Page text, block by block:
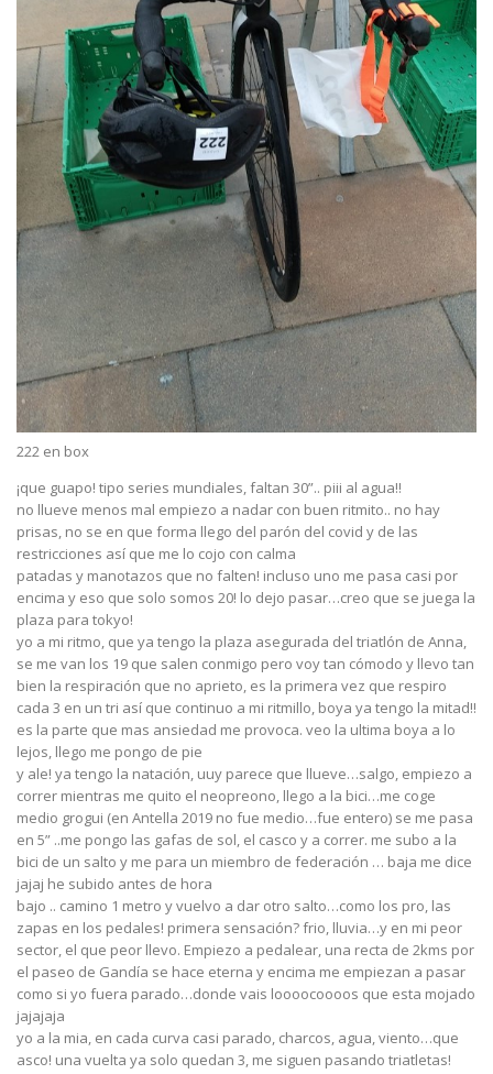
222 en box
¡que guapo! tipo series mundiales, faltan 30”.. piii al agua!!
no llueve menos mal empiezo a nadar con buen ritmito.. no hay
prisas, no se en que forma llego del parón del covid y de las
restricciones así que me lo cojo con calma
patadas y manotazos que no falten! incluso uno me pasa casi por
encima y eso que solo somos 20! lo dejo pasar…creo que se juega la
plaza para tokyo!
yo a mi ritmo, que ya tengo la plaza asegurada del triatlón de Anna,
se me van los 19 que salen conmigo pero voy tan cómodo y llevo tan
bien la respiración que no aprieto, es la primera vez que respiro
cada 3 en un tri así que continuo a mi ritmillo, boya ya tengo la mitad!!
es la parte que mas ansiedad me provoca. veo la ultima boya a lo
lejos, llego me pongo de pie
y ale! ya tengo la natación, uuy parece que llueve…salgo, empiezo a
correr mientras me quito el neopreono, llego a la bici…me coge
medio grogui (en Antella 2019 no fue medio…fue entero) se me pasa
en 5” ..me pongo las gafas de sol, el casco y a correr. me subo a la
bici de un salto y me para un miembro de federación … baja me dice
jajaj he subido antes de hora
bajo .. camino 1 metro y vuelvo a dar otro salto…como los pro, las
zapas en los pedales! primera sensación? frio, lluvia…y en mi peor
sector, el que peor llevo. Empiezo a pedalear, una recta de 2kms por
el paseo de Gandía se hace eterna y encima me empiezan a pasar
como si yo fuera parado…donde vais loooocoooos que esta mojado
jajajaja
yo a la mia, en cada curva casi parado, charcos, agua, viento…que
asco! una vuelta ya solo quedan 3, me siguen pasando triatletas!